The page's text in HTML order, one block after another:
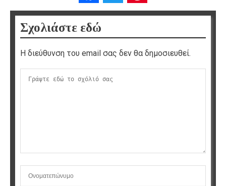
Σχολιάστε εδώ
Η διεύθυνση του email σας δεν θα δημοσιευθεί.